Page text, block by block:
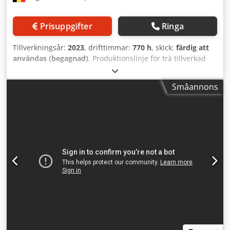
Prisuppgifter Ringa
Tillverkningsår: 2023, drifttimmar: 770 h, skick: färdig att
användas (begagnad), Produktionslinje för trä tillverkad
2023. Denna ISM ATM-01 är en specialtillverkad automatisk
produktionslinje avsedd för helautomatisk tillverkning av
trädgårdsskärmar av trä från enskilda plankor. Den har
information. Dsdpfxjy Am Awe An Usck • Typ av produkt:
Automatisk produktionslinje för trädgårdsskärmar av trä
(skräddarsydda) • Process: Manuell lastning av plankor och
Småannons